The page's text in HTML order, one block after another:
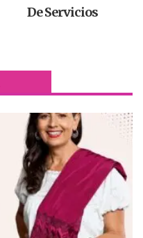
De Servicios